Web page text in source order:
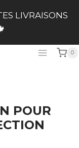
LIVRAISONS
0
POUR